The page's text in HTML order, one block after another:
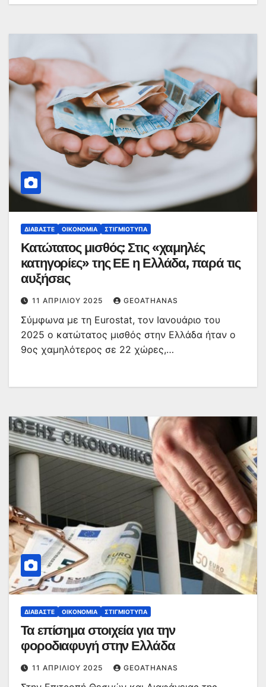
ΔΙΑΒΆΣΤΕ ΟΙΚΟΝΟΜΊΑ ΣΤΙΓΜΙΌΤΥΠΑ
Κατώτατος μισθός: Στις «χαμηλές
κατηγορίες» της ΕΕ η Ελλάδα, παρά τις
αυξήσεις
11 ΑΠΡΙΛΊΟΥ 2025 GEOATHANAS
Σύμφωνα με τη Εurostat, τον Ιανουάριο του
2025 ο κατώτατος μισθός στην Ελλάδα ήταν ο
9ος χαμηλότερος σε 22 χώρες,…
ΔΙΑΒΆΣΤΕ ΟΙΚΟΝΟΜΊΑ ΣΤΙΓΜΙΌΤΥΠΑ
Τα επίσημα στοιχεία για την
φοροδιαφυγή στην Ελλάδα
11 ΑΠΡΙΛΊΟΥ 2025 GEOATHANAS